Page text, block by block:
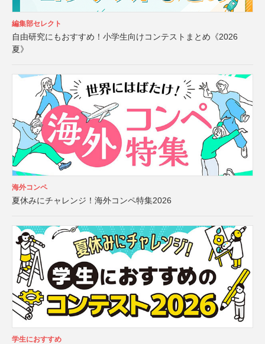
編集部セレクト
自由研究にもおすすめ！小学生向けコンテストまとめ《2026
夏》
海外コンペ
夏休みにチャレンジ！海外コンペ特集2026
学生におすすめ